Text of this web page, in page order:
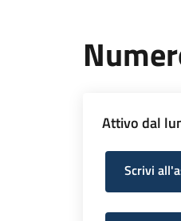
Attivo dal
Scrivi